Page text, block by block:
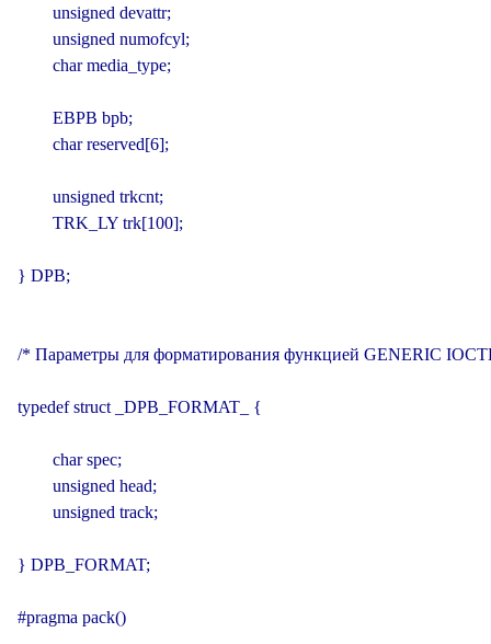
        unsigned devattr;
        unsigned numofcyl;
        char media_type;
        EBPB bpb;
        char reserved[6];
        unsigned trkcnt;
        TRK_LY trk[100];
} DPB;
/* Параметры для форматирования функцией GENERIC
typedef struct _DPB_FORMAT_ {
        char spec;
        unsigned head;
        unsigned track;
} DPB_FORMAT;
#pragma pack()